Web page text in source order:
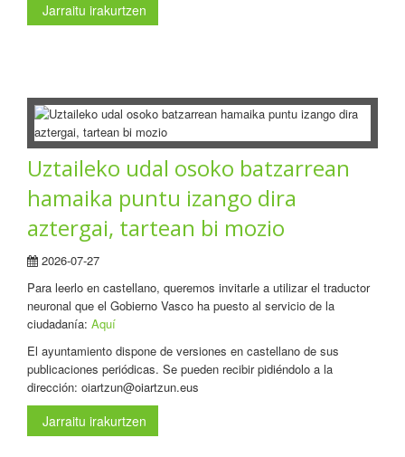
Jarraitu irakurtzen
Uztaileko udal osoko batzarrean
hamaika puntu izango dira
aztergai, tartean bi mozio
2026-07-27
Para leerlo en castellano, queremos invitarle a utilizar el traductor
neuronal que el Gobierno Vasco ha puesto al servicio de la
ciudadanía: Aquí
El ayuntamiento dispone de versiones en castellano de sus
publicaciones periódicas. Se pueden recibir pidiéndolo a la
dirección: oiartzun@oiartzun.eus
Jarraitu irakurtzen